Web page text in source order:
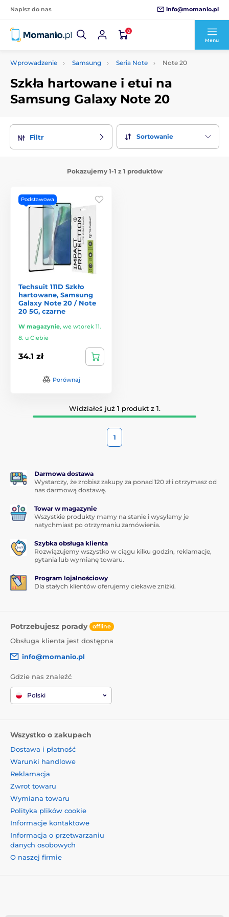
Napisz do nas info@momanio.pl
0
Menu
Wprowadzenie Samsung Seria Note Note 20
Szkła hartowane i etui na
Samsung Galaxy Note 20
Filtr Sortowanie
Pokazujemy 1-1 z 1 produktów
Podstawowa
Techsuit 111D Szkło
hartowane, Samsung
Galaxy Note 20 / Note
20 5G, czarne
W magazynie, we wtorek 11.
8. u Ciebie
34.1 zł
Porównaj
Widziałeś już 1 produkt z 1.
1
Darmowa dostawa
Wystarczy, że zrobisz zakupy za ponad 120 zł i otrzymasz od
nas darmową dostawę.
Towar w magazynie
Wszystkie produkty mamy na stanie i wysyłamy je
natychmiast po otrzymaniu zamówienia.
Szybka obsługa klienta
Rozwiązujemy wszystko w ciągu kilku godzin, reklamacje,
pytania lub wymianę towaru.
Program lojalnościowy
Dla stałych klientów oferujemy ciekawe zniżki.
Potrzebujesz porady offline
Obsługa klienta jest dostępna
info@momanio.pl
Gdzie nas znaleźć
Polski
Wszystko o zakupach
Dostawa i płatność
Warunki handlowe
Reklamacja
Zwrot towaru
Wymiana towaru
Polityka plików cookie
Informacje kontaktowe
Informacja o przetwarzaniu
danych osobowych
O naszej firmie